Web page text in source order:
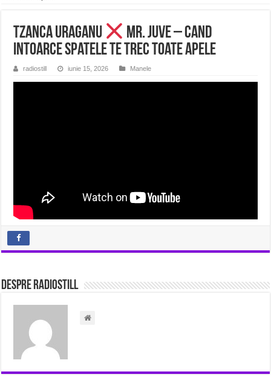
Tzanca Uraganu
Mr. Juve – Cand
intoarce spatele te trec toate apele
radiostill iunie 15, 2026 Manele
Despre radiostill